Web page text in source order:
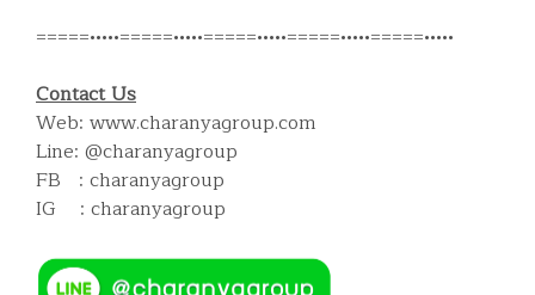
=====•••••=====•••••=====•••••=====•••••=====•••••
Contact Us
Web: www.charanyagroup.com
Line: @charanyagroup
FB : charanyagroup
IG : charanyagroup